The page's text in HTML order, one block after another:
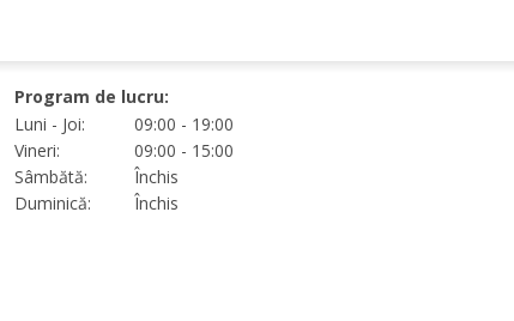
Program de lucru:
Luni - Joi:
09:00 - 19:00
Vineri:
09:00 - 15:00
Sâmbătă:
Închis
Duminică:
Închis